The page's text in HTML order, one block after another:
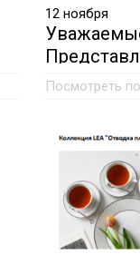
12ноября
вниманию
Посмотреть